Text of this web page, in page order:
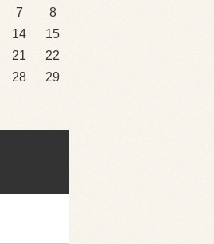
7
8
14
15
21
22
28
29